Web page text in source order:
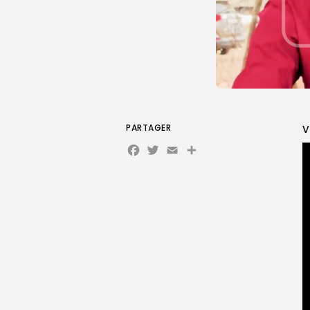
PARTAGER
Facebook
Twitter
Email